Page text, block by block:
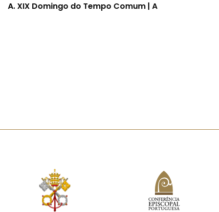
A.XIX Domingo do Tempo Comum | A